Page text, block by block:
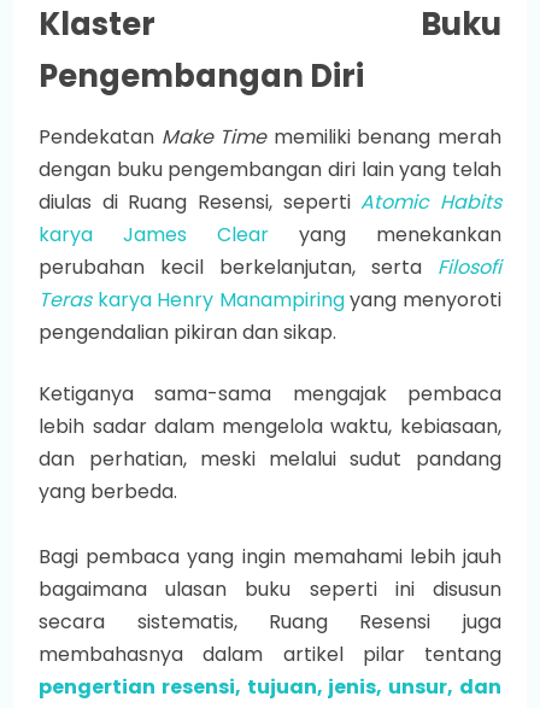
Klaster Buku
Pengembangan Diri
Pendekatan Make Timememiliki benang merah
dengan buku pengembangan diri lain yang telah
diulas di Ruang Resensi, sepertiAtomic Habits
karya James Clear yang menekankan
perubahan kecil berkelanjutan, serta Filosofi
Teraskarya Henry Manampiringyang menyoroti
pengendalian pikiran dan sikap.
Ketiganya sama-sama mengajak pembaca
lebih sadar dalam mengelola waktu, kebiasaan,
dan perhatian, meski melalui sudut pandang
yang berbeda.
Bagi pembaca yang ingin memahami lebih jauh
bagaimana ulasan buku seperti ini disusun
secara sistematis, Ruang Resensi juga
membahasnya dalam artikel pilar tentang
pengertian resensi, tujuan, jenis, unsur, dan